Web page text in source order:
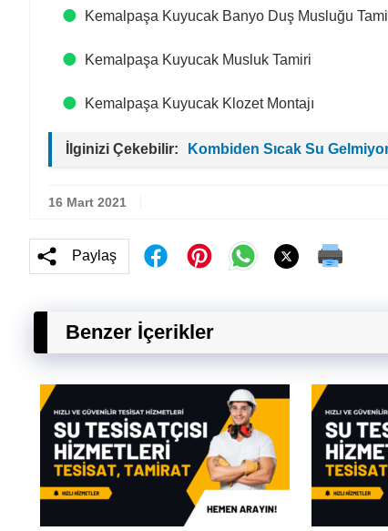
Kemalpaşa Kuyucak Banyo Duş Musluğu
Kemalpaşa Kuyucak Musluk Tamiri
Kemalpaşa Kuyucak Klozet Montajı
İlginizi Çekebilir: Kombiden Sıcak Su
16 Mart 2021
Paylaş
Benzer İçerikler